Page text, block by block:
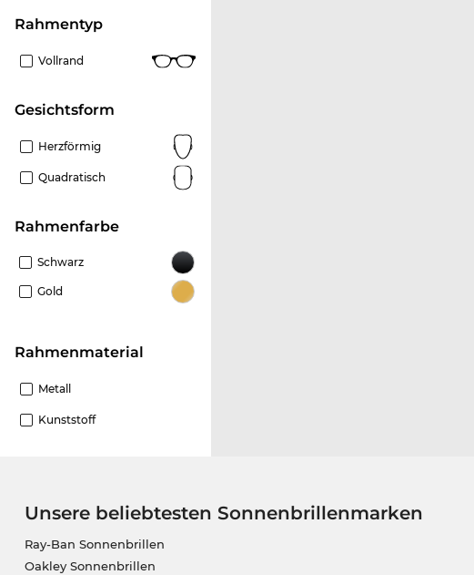
Rahmentyp
Vollrand
Gesichtsform
Herzförmig
Quadratisch
Rahmenfarbe
Schwarz
Gold
Rahmenmaterial
Metall
Kunststoff
Unsere beliebtesten Sonnenbrillenmarken
Ray-Ban Sonnenbrillen
Oakley Sonnenbrillen